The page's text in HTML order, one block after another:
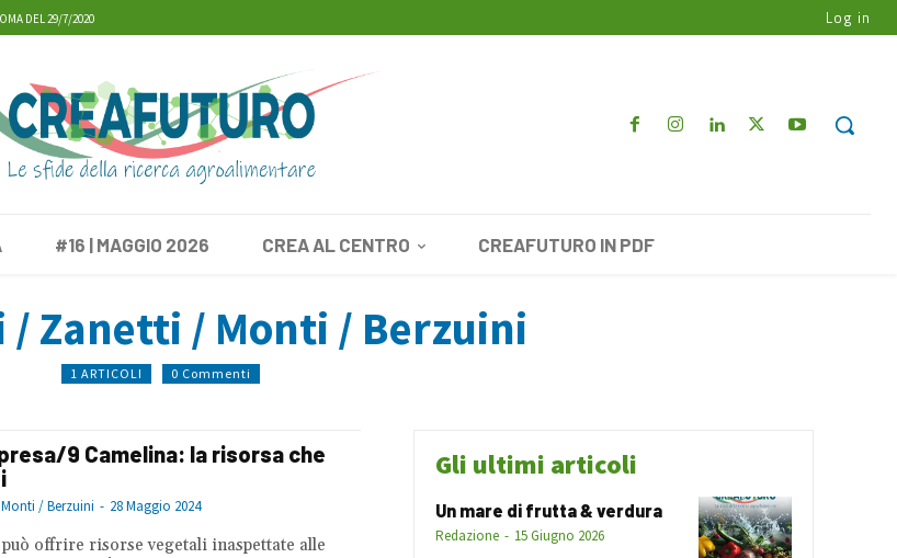
DEL 29/7/2020 Log in
#16 | MAGGIO 2026 CREA AL CENTRO CREAFUTURO IN PDF
/ Zanetti / Monti / Berzuini
1 ARTICOLI 0 Commenti
9 Camelina: la risorsa che
/ Berzuini - 28 Maggio 2024
può offrire risorse vegetali inaspettate alle
Gli ultimi articoli
Un mare di frutta & verdura
Redazione - 15 Giugno 2026